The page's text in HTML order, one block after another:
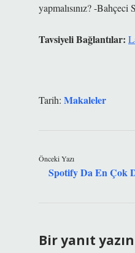
yapmalısınız? -
Tavsiyeli Bağlantılar:
Tarih: Makaleler
Önceki Yazı
Spotify Da En Çok
Bir yanıt yazın